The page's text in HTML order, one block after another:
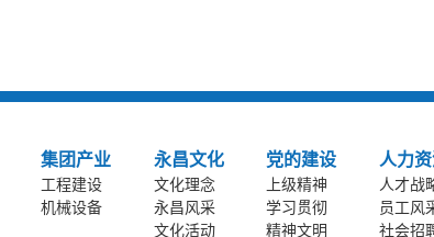
集团产业
工程建设
机械设备
永昌文化
文化理念
永昌风采
文化活动
党的建设
上级精神
学习贯彻
精神文明
人力
人才战
员工风
社会招